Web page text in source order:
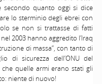
secondo quanto oggi si dice
lo sterminio degli ebrei con
se non si trattasse di fatti
2003 hanno aggredito l’Iraq
di massa”, con tanto di
di sicurezza dell’ONU del
quelle armi erano stati gli
niente di nuovo!